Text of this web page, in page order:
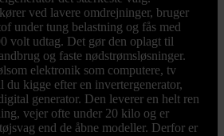
ved lavere omdrejninger, bruger
under tung belastning og fås med
volt udtag. Det gør den oplagt til
og faste nødstrømsløsninger.
elektronik som computere, tv
du kigge efter en invertergenerator,
generator. Den leverer en helt ren
vejer ofte under 20 kilo og er
end de åbne modeller. Derfor er